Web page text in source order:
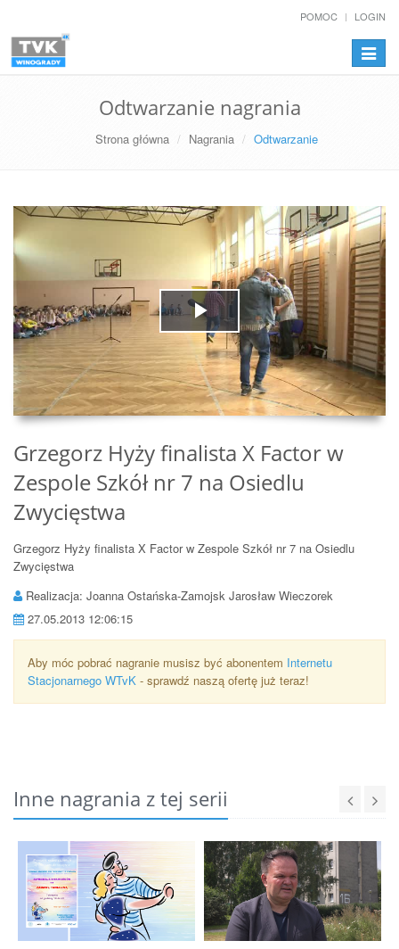
POMOC LOGIN
Odtwarzanie nagrania
Strona główna Nagrania Odtwarzanie
Play
Video
Grzegorz Hyży finalista X Factor w
Zespole Szkół nr 7 na Osiedlu
Zwycięstwa
Grzegorz Hyży finalista X Factor w Zespole Szkół nr 7 na Osiedlu
Zwycięstwa
Realizacja: Joanna Ostańska-Zamojsk Jarosław Wieczorek
27.05.2013 12:06:15
Aby móc pobrać nagranie musisz być abonentem Internetu
Stacjonarnego WTvK - sprawdź naszą ofertę już teraz!
Inne nagrania z tej serii